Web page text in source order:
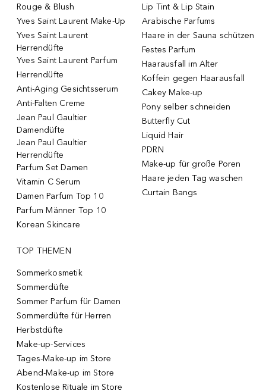
Rouge & Blush
Yves Saint Laurent Make-Up
Yves Saint Laurent
Herrendüfte
Yves Saint Laurent Parfum
Herrendüfte
Anti-Aging Gesichtsserum
Anti-Falten Creme
Jean Paul Gaultier
Damendüfte
Jean Paul Gaultier
Herrendüfte
Parfum Set Damen
Vitamin C Serum
Damen Parfum Top 10
Parfum Männer Top 10
Korean Skincare
Lip Tint & Lip Stain
Arabische Parfums
Haare in der Sauna schützen
Festes Parfum
Haarausfall im Alter
Koffein gegen Haarausfall
Cakey Make-up
Pony selber schneiden
Butterfly Cut
Liquid Hair
PDRN
Make-up für große Poren
Haare jeden Tag waschen
Curtain Bangs
TOP THEMEN
Sommerkosmetik
Sommerdüfte
Sommer Parfum für Damen
Sommerdüfte für Herren
Herbstdüfte
Make-up-Services
Tages-Make-up im Store
Abend-Make-up im Store
Kostenlose Rituale im Store